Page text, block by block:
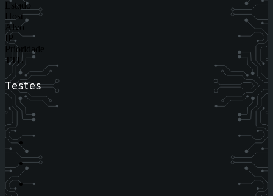
Estado
Host
Alvo
IP
Prioridade
TTL
Testes